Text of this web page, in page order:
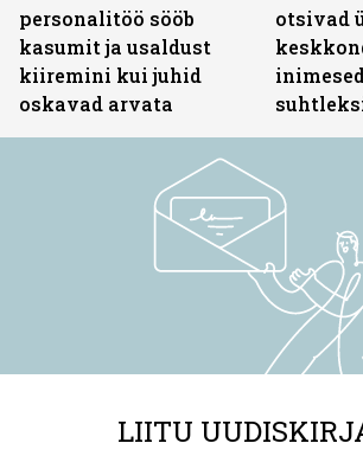
personalitöö sööb
kasumit ja usaldust
kiiremini kui juhid
oskavad arvata
otsivad
LIITU